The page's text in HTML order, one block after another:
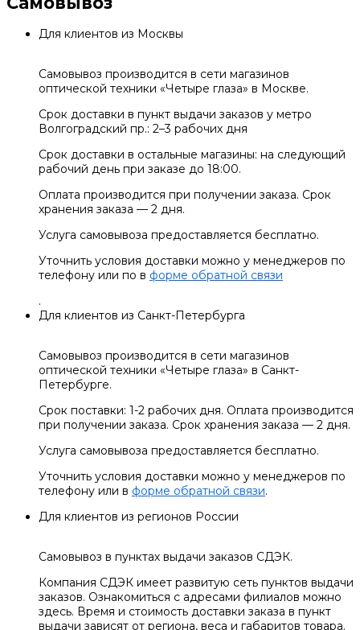
Для клиентов из Москвы
Самовывоз производится в сети магазинов
оптической техники «Четыре глаза» в Москве.
Срок доставки в пункт выдачи заказов у метро
Волгоградский пр.: 2–3 рабочих дня
Срок доставки в остальные магазины: на следующий
рабочий день при заказе до 18:00.
Оплата производится при получении заказа. Срок
хранения заказа — 2 дня.
Услуга самовывоза предоставляется бесплатно.
Уточнить условия доставки можно у менеджеров по
телефону или по в форме обратной связи
.
Для клиентов из Санкт-Петербурга
Самовывоз производится в сети магазинов
оптической техники «Четыре глаза» в Санкт-
Петербурге.
Срок поставки: 1-2 рабочих дня. Оплата производится
при получении заказа. Срок хранения заказа — 2 дня.
Услуга самовывоза предоставляется бесплатно.
Уточнить условия доставки можно у менеджеров по
телефону или в форме обратной связи.
Для клиентов из регионов России
Самовывоз в пунктах выдачи заказов СДЭК.
Компания СДЭК имеет развитую сеть пунктов выдачи
заказов. Ознакомиться с адресами филиалов можно
здесь. Время и стоимость доставки заказа в пункт
выдачи зависят от региона, веса и габаритов товара.